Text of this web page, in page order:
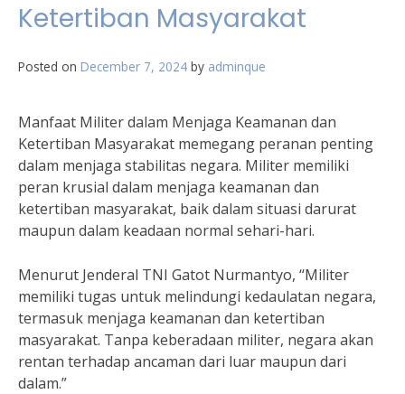
Ketertiban Masyarakat
Posted on December 7, 2024 by adminque
Manfaat Militer dalam Menjaga Keamanan dan
Ketertiban Masyarakat memegang peranan penting
dalam menjaga stabilitas negara. Militer memiliki
peran krusial dalam menjaga keamanan dan
ketertiban masyarakat, baik dalam situasi darurat
maupun dalam keadaan normal sehari-hari.
Menurut Jenderal TNI Gatot Nurmantyo, “Militer
memiliki tugas untuk melindungi kedaulatan negara,
termasuk menjaga keamanan dan ketertiban
masyarakat. Tanpa keberadaan militer, negara akan
rentan terhadap ancaman dari luar maupun dari
dalam.”